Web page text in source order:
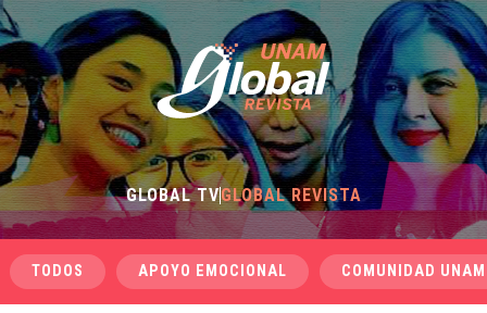
GLOBAL TVGLOBAL REVISTA
TODOS APOYO EMOCIONAL COMUNIDAD UNAM